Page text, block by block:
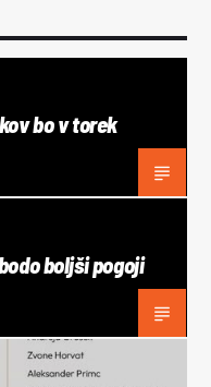
bo v torek
boljši pogoji